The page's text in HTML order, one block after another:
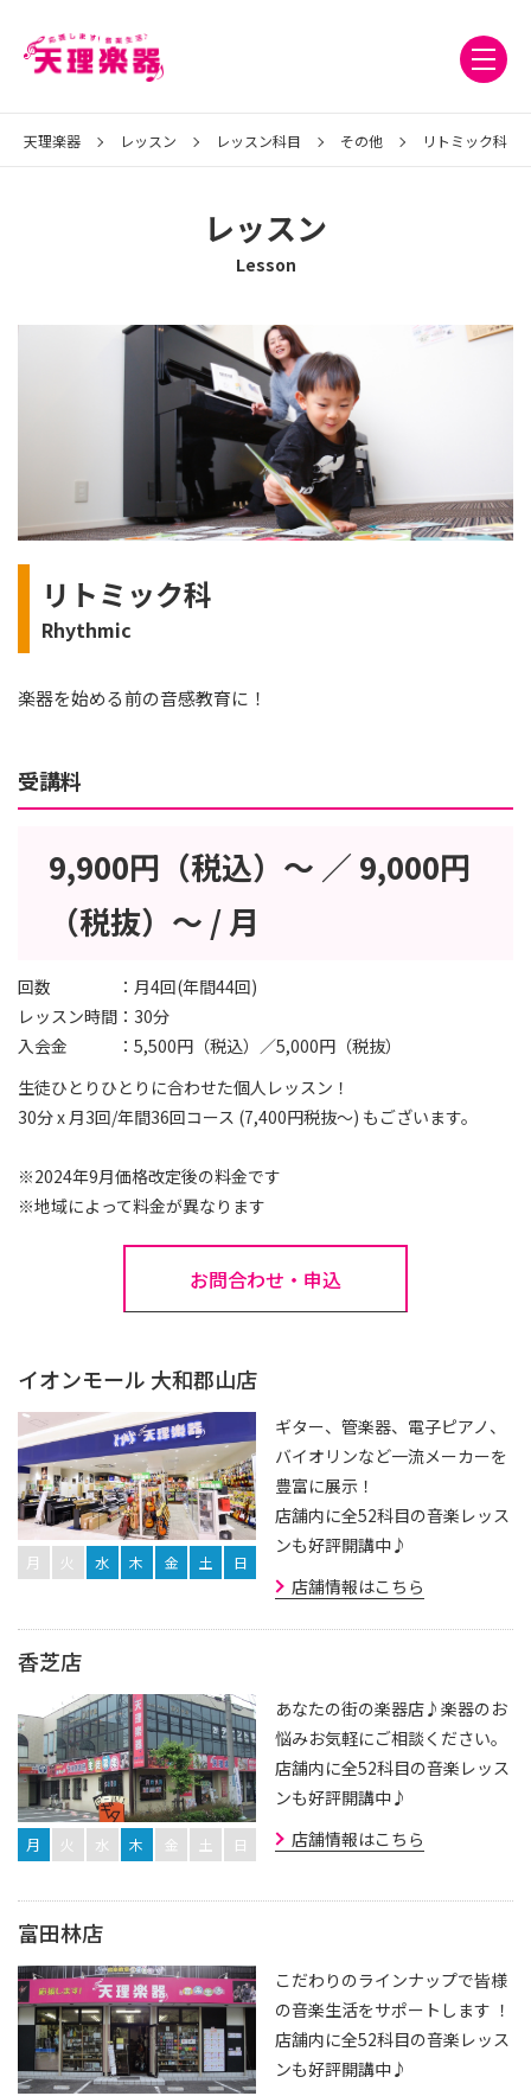
天理楽器 レッスン レッスン科目 その他 リトミック科
レッスン
Lesson
リトミック科
Rhythmic
楽器を始める前の音感教育に！
受講料
9,900円（税込）～ ／ 9,000円
（税抜）～ / 月
回数
月4回(年間44回)
レッスン時間
30分
入会金
5,500円（税込）／5,000円（税抜）
生徒ひとりひとりに合わせた個人レッスン！
30分 x 月3回/年間36回コース (7,400円税抜～) もございます。
※2024年9月価格改定後の料金です
※地域によって料金が異なります
お問合わせ・申込
イオンモール 大和郡山店
月 火 水 木 金 土 日
ギター、管楽器、電子ピアノ、
バイオリンなど一流メーカーを
豊富に展示！
店舗内に全52科目の音楽レッス
ンも好評開講中♪
店舗情報はこちら
香芝店
月 火 水 木 金 土 日
あなたの街の楽器店♪楽器のお
悩みお気軽にご相談ください。
店舗内に全52科目の音楽レッス
ンも好評開講中♪
店舗情報はこちら
富田林店
こだわりのラインナップで皆様
の音楽生活をサポートします ！
店舗内に全52科目の音楽レッス
ンも好評開講中♪